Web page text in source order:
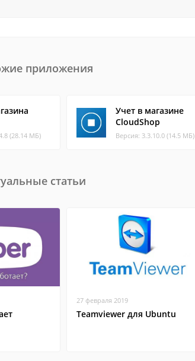
приложения
(28.14 МБ)
Учет в магазине
CloudShop
Версия: 3.3.10.0 (14.5 МБ)
статьи
27 февраля 2019
Teamviewer для Ubuntu